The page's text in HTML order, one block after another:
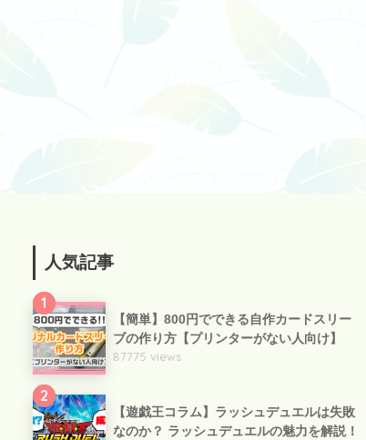
人気記事
1
【簡単】800円でできる自作カードスリー
ブの作り方【プリンターがない人向け】
87775 views
2
【遊戯王コラム】ラッシュデュエルは失敗
なのか？ ラッシュデュエルの魅力を解説！